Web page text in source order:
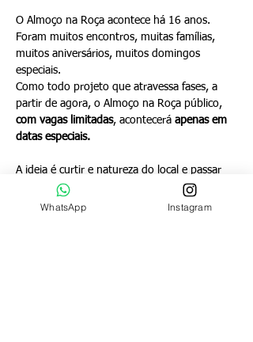
O Almoço na Roça acontece há 16 anos.
Foram muitos encontros, muitas famílias,
muitos aniversários, muitos domingos
especiais.
Como todo projeto que atravessa fases, a
partir de agora, o Almoço na Roça público,
com vagas limitadas, acontecerá apenas em
datas especiais.
A ideia é curtir e natureza do local e passar
um domingo diferente da rotina na
metrópole. No valor do ingresso está
WhatsApp Instagram